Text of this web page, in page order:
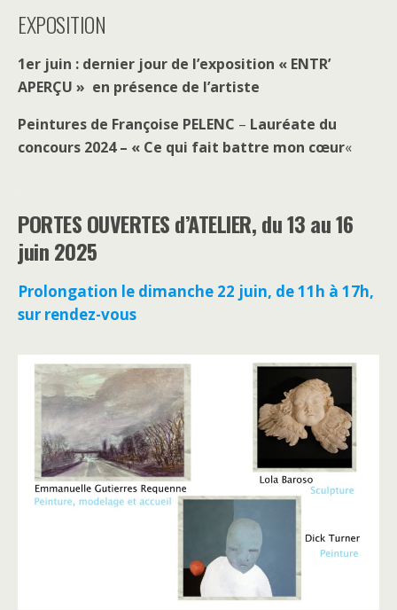
EXPOSITION
1er juin : dernier jour de l’exposition « ENTR’
APERÇU » en présence de l’artiste
Peintures de Françoise PELENC – Lauréate du
concours 2024 – « Ce qui fait battre mon cœur«
PORTES OUVERTES d’ATELIER, du 13 au 16
juin 2025
Prolongation le dimanche 22 juin, de 11h à 17h,
sur rendez-vous